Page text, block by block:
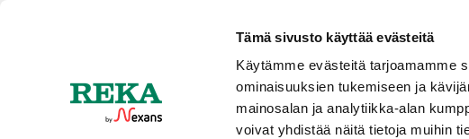
Tämä sivusto käyttää evästeitä
Käytämme evästeitä tarjoamamme
ominaisuuksien tukemiseen ja
mainosalan ja analytiikka-alan
voivat yhdistää näitä tietoja muihin
Ajankohtaista
TUOTTEET